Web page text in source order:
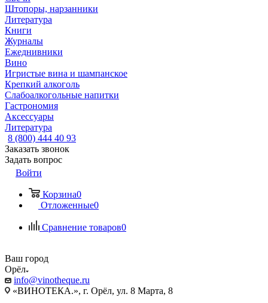
Штопоры, нарзанники
Литература
Книги
Журналы
Ежеднивники
Вино
Игристые вина и шампанское
Крепкий алкоголь
Слабоалкогольные напитки
Гастрономия
Аксессуары
Литература
8 (800) 444 40 93
Заказать звонок
Задать вопрос
Войти
Корзина0
Отложенные0
Сравнение товаров0
Ваш город
Орёл
info@vinotheque.ru
«ВИНОТЕКА.», г. Орёл, ул. 8 Марта, 8